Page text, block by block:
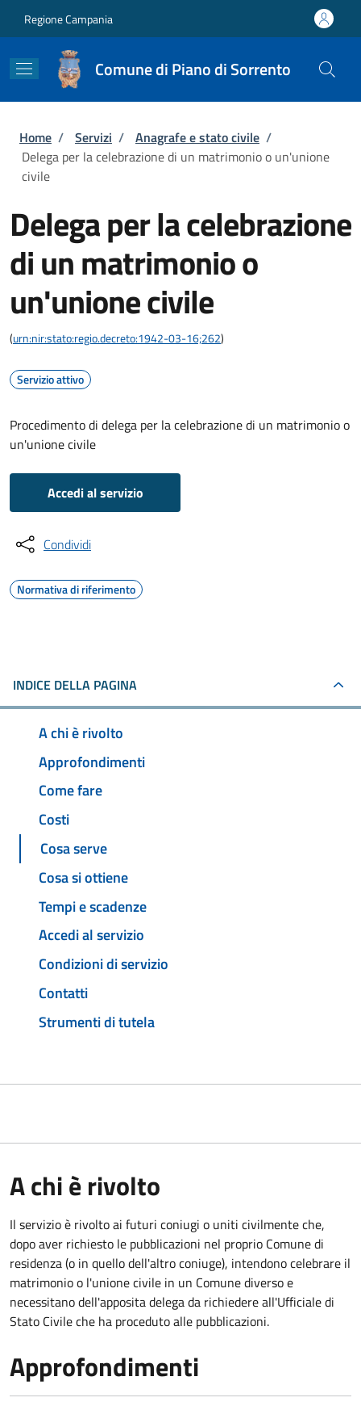
Regione Campania
Comune di Piano di Sorrento
Briciole di pane
Home / Servizi / Anagrafe e stato civile /
Delega per la celebrazione di un matrimonio o un'unione
civile
Delega per la celebrazione
di un matrimonio o
un'unione civile
(urn:nir:stato:regio.decreto:1942-03-16;262)
Servizio attivo
Procedimento di delega per la celebrazione di un matrimonio o
un'unione civile
Accedi al servizio
Condividi
Normativa di riferimento
INDICE DELLA PAGINA
A chi è rivolto
Approfondimenti
Come fare
Costi
Cosa serve
Cosa si ottiene
Tempi e scadenze
Accedi al servizio
Condizioni di servizio
Contatti
Strumenti di tutela
A chi è rivolto
Il servizio è rivolto ai futuri coniugi o uniti civilmente che,
dopo aver richiesto le pubblicazioni nel proprio Comune di
residenza (o in quello dell'altro coniuge), intendono celebrare il
matrimonio o l'unione civile in un Comune diverso e
necessitano dell'apposita delega da richiedere all'Ufficiale di
Stato Civile che ha proceduto alle pubblicazioni.
Approfondimenti